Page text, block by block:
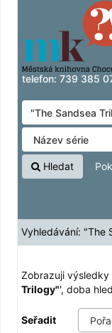
Zobrazuji výsledky1
Přeskočit na obsah
telefon: 739 385
Hledat
Vyhledávání: "The
Zobrazuji výsledky
Trilogy"', doba
Seřadit